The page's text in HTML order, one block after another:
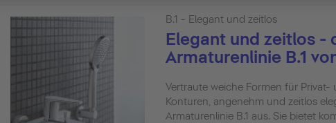
B.1 - Elegant und zeitlos
Elegant und zeitlos -
Armaturenlinie B.1
Vertraute weiche Formen für Privat-
Konturen, angenehm und zeitlos
Armaturenlinie B.1 aus. Sie bietet